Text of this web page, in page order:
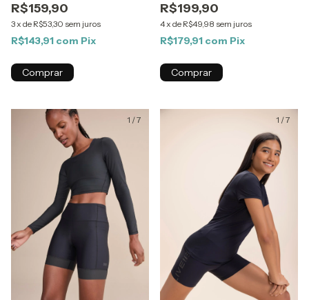
R$159,90
3x de R$53,30 sem juros
R$143,91 com Pix
Comprar
R$199,90
4x de R$49,98 sem juros
R$179,91 com Pix
Comprar
1 /7 1 /7